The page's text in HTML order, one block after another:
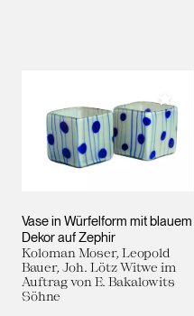
Vase in Würfelform mit blauem
Dekor auf Zephir
Koloman Moser, Leopold
Bauer, Joh. Lötz Witwe im
Auftrag von E. Bakalowits
Söhne